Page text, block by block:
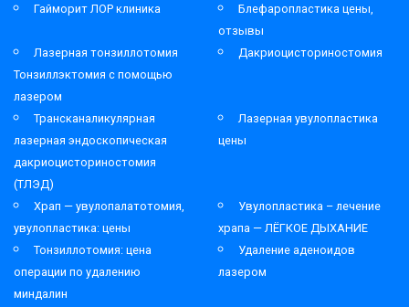
Гайморит ЛОР клиника
Блефаропластика цены,
отзывы
Лазерная тонзиллотомия
Тонзиллэктомия с помощью
лазером
Дакриоцисториностомия
Трансканаликулярная
лазерная эндоскопическая
дакриоцисториностомия
(ТЛЭД)
Лазерная увулопластика
цены
Храп — увулопалатотомия,
увулопластика: цены
Увулопластика – лечение
храпа — ЛЁГКОЕ ДЫХАНИЕ
Тонзиллотомия: цена
операции по удалению
миндалин
Удаление аденоидов
лазером